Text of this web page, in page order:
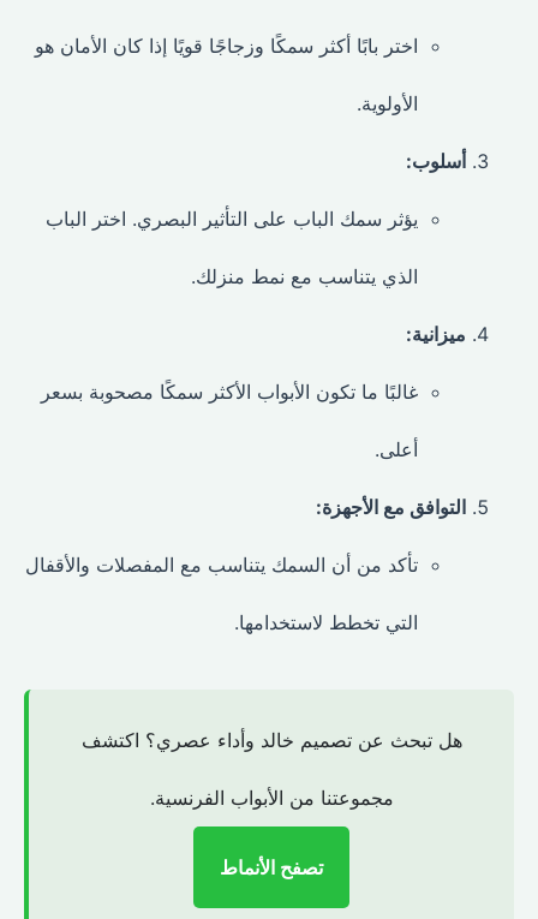
اختر بابًا أكثر سمكًا وزجاجًا قويًا إذا كان الأمان هو
الأولوية.
أسلوب:
يؤثر سمك الباب على التأثير البصري. اختر الباب
الذي يتناسب مع نمط منزلك.
ميزانية:
غالبًا ما تكون الأبواب الأكثر سمكًا مصحوبة بسعر
أعلى.
التوافق مع الأجهزة:
تأكد من أن السمك يتناسب مع المفصلات والأقفال
التي تخطط لاستخدامها.
هل تبحث عن تصميم خالد وأداء عصري؟ اكتشف
مجموعتنا من الأبواب الفرنسية.
تصفح الأنماط